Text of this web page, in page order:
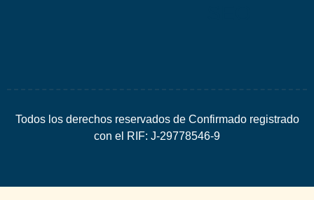
Todos los derechos reservados de Confirmado registrado
con el RIF: J-29778546-9